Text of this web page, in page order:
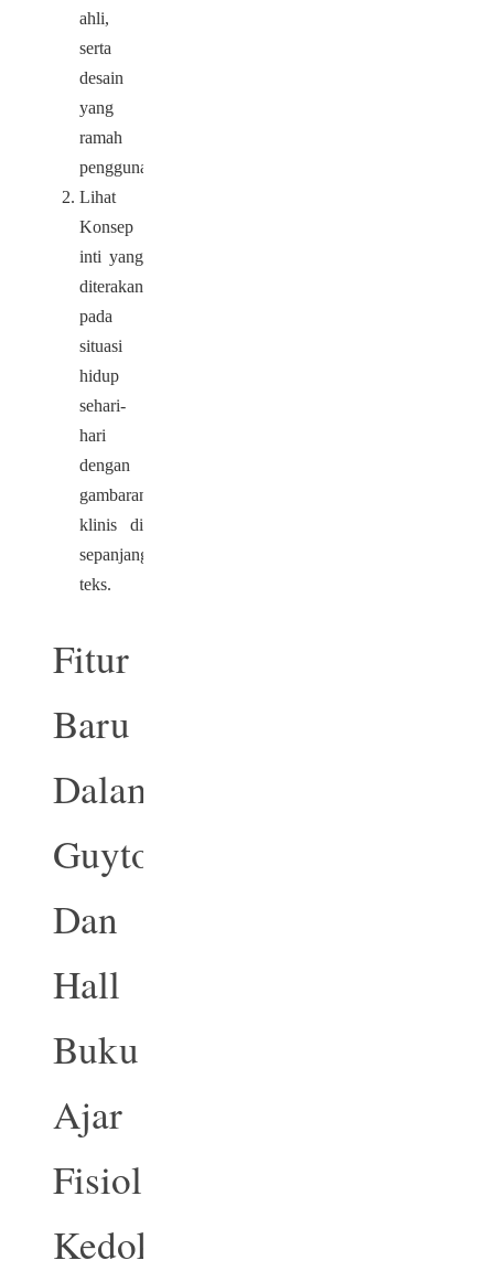
ahli,
serta
desain
yang
ramah
pengguna.
Lihat
Konsep
inti yang
diterakan
pada
situasi
hidup
sehari-
hari
dengan
gambaran
klinis di
sepanjang
teks.
Fitur
Baru
Dalam
Guyton
Dan
Hall
Buku
Ajar
Fisiologi
Kedokteran: